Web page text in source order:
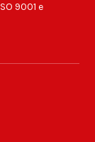
9001 e